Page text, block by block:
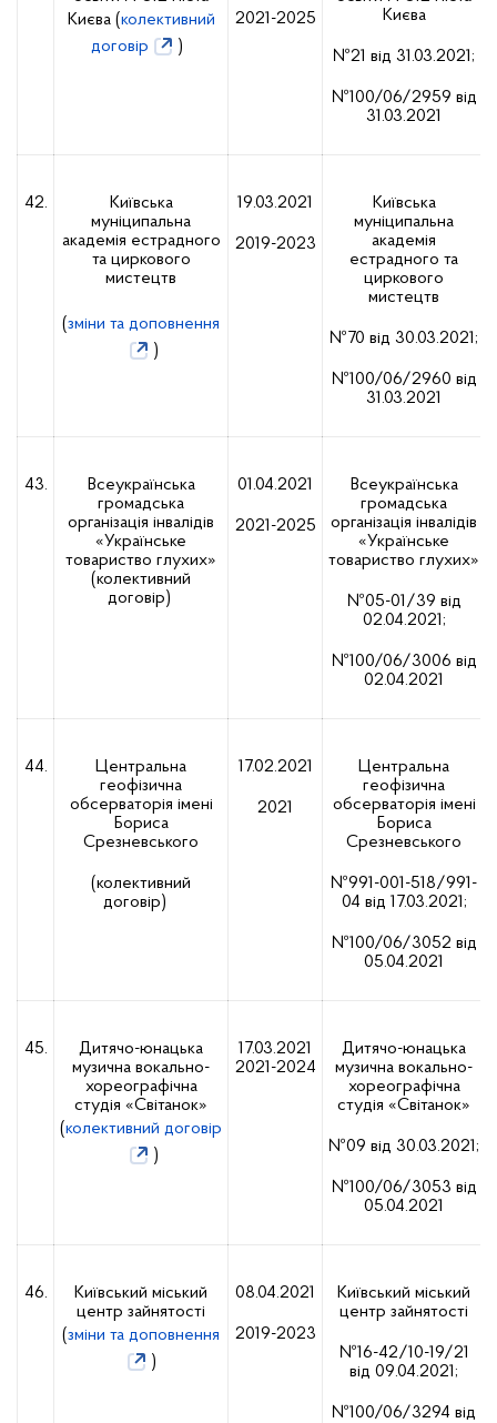
Києва (колективний
договір
)
2021-2025
Києва
№21 від 31.03.2021;
№100/06/2959 від
31.03.2021
42.
Київська
муніципальна
академія естрадного
та циркового
мистецтв
(зміни та доповнення
)
19.03.2021
2019-2023
Київська
муніципальна
академія
естрадного та
циркового
мистецтв
№70 від 30.03.2021;
№100/06/2960 від
31.03.2021
43.
Всеукраїнська
громадська
організація інвалідів
«Українське
товариство глухих»
(колективний
договір)
01.04.2021
2021-2025
Всеукраїнська
громадська
організація інвалідів
«Українське
товариство глухих»
№05-01/39 від
02.04.2021;
№100/06/3006 від
02.04.2021
44.
Центральна
геофізична
обсерваторія імені
Бориса
Срезневського
(колективний
договір)
17.02.2021
2021
Центральна
геофізична
обсерваторія імені
Бориса
Срезневського
№991-001-518/991-
04 від 17.03.2021;
№100/06/3052 від
05.04.2021
45.
Дитячо-юнацька
музична вокально-
хореографічна
студія «Світанок»
(колективний договір
)
17.03.2021
2021-2024
Дитячо-юнацька
музична вокально-
хореографічна
студія «Світанок»
№09 від 30.03.2021;
№100/06/3053 від
05.04.2021
46.
Київський міський
центр зайнятості
(зміни та доповнення
)
08.04.2021
2019-2023
Київський міський
центр зайнятості
№16-42/10-19/21
від 09.04.2021;
№100/06/3294 від